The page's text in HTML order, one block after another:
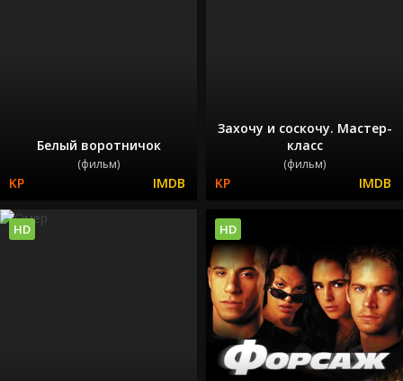
Белый воротничок
(фильм)
Захочу и соскочу. Мастер-
класс
(фильм)
HD HD